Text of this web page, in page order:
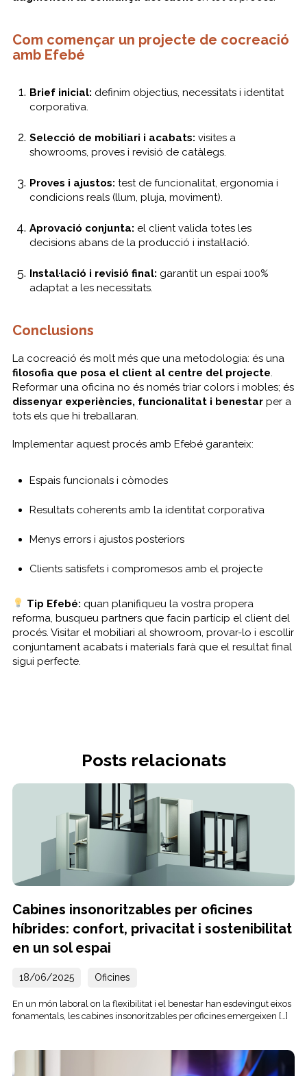
Com començar un projecte de cocreació
amb Efebé
Brief inicial: definim objectius, necessitats i identitat
corporativa.
Selecció de mobiliari i acabats: visites a
showrooms, proves i revisió de catàlegs.
Proves i ajustos: test de funcionalitat, ergonomia i
condicions reals (llum, pluja, moviment).
Aprovació conjunta: el client valida totes les
decisions abans de la producció i instal·lació.
Instal·lació i revisió final: garantit un espai 100%
adaptat a les necessitats.
Conclusions
La cocreació és molt més que una metodologia: és una
filosofia que posa el client al centre del projecte.
Reformar una oficina no és només triar colors i mobles; és
dissenyar experiències, funcionalitat i benestarper a
tots els que hi treballaran.
Implementar aquest procés amb Efebé garanteix:
Espais funcionals i còmodes
Resultats coherents amb la identitat corporativa
Menys errors i ajustos posteriors
Clients satisfets i compromesos amb el projecte
Tip Efebé: quan planifiqueu la vostra propera
reforma, busqueu partners que facin partícip el client del
procés. Visitar el mobiliari al showroom, provar-lo i escollir
conjuntament acabats i materials farà que el resultat final
sigui perfecte.
Posts relacionats
Cabines insonoritzables per oficines
híbrides: confort, privacitat i sostenibilitat
en un sol espai
18/06/2025 Oficines
En un món laboral on la flexibilitat i el benestar han esdevingut eixos
fonamentals, les cabines insonoritzables per oficines emergeixen […]